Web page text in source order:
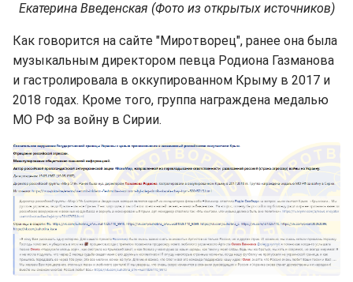
Екатерина Введенская (Фото из открытых источников)
Как говорится на сайте "Миротворец", ранее она была
музыкальным директором певца Родиона Газманова
и гастролировала в оккупированном Крыму в 2017 и
2018 годах. Кроме того, группа награждена медалью
МО РФ за войну в Сирии.